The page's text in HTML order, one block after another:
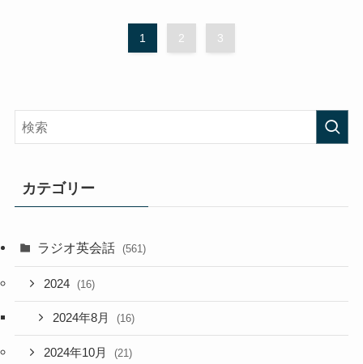
1 2 3
カテゴリー
ラジオ英会話 (561)
2024 (16)
2024年8月 (16)
2024年10月 (21)